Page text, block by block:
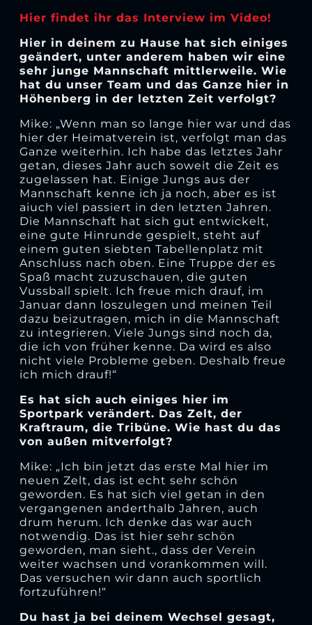
Hier findet ihr das Interview im Video!
Hier in deinem zu Hause hat sich einiges
geändert, unter anderem haben wir eine
sehr junge Mannschaft mittlerweile. Wie
hat du unser Team und das Ganze hier in
Höhenberg in der letzten Zeit verfolgt?
Mike: „Wenn man so lange hier war und das
hier der Heimatverein ist, verfolgt man das
Ganze weiterhin. Ich habe das letztes Jahr
getan, dieses Jahr auch soweit die Zeit es
zugelassen hat. Einige Jungs aus der
Mannschaft kenne ich ja noch, aber es ist
aiuch viel passiert in den letzten Jahren.
Die Mannschaft hat sich gut entwickelt,
eine gute Hinrunde gespielt, steht auf
einem guten siebten Tabellenplatz mit
Anschluss nach oben. Eine Truppe der es
Spaß macht zuzuschauen, die guten
Vussball spielt. Ich freue mich drauf, im
Januar dann loszulegen und meinen Teil
dazu beizutragen, mich in die Mannschaft
zu integrieren. Viele Jungs sind noch da,
die ich von früher kenne. Da wird es also
nicht viele Probleme geben. Deshalb freue
ich mich drauf!“
Es hat sich auch einiges hier im
Sportpark verändert. Das Zelt, der
Kraftraum, die Tribüne. Wie hast du das
von außen mitverfolgt?
Mike: „Ich bin jetzt das erste Mal hier im
neuen Zelt, das ist echt sehr schön
geworden. Es hat sich viel getan in den
vergangenen anderthalb Jahren, auch
drum herum. Ich denke das war auch
notwendig. Das ist hier sehr schön
geworden, man sieht., dass der Verein
weiter wachsen und vorankommen will.
Das versuchen wir dann auch sportlich
fortzuführen!“
Du hast ja bei deinem Wechsel gesagt,